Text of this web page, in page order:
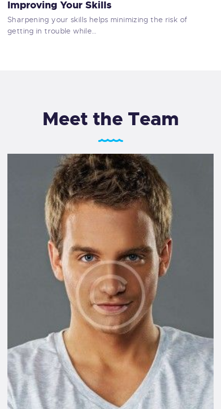
Improving Your Skills
Sharpening your skills helps minimizing the risk of
getting in trouble while…
Meet the Team